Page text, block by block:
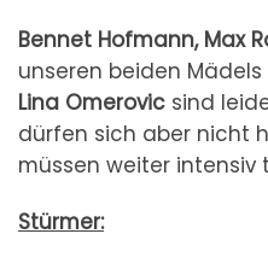
Bennet Hofmann, Max
unseren beiden Mädels
Lina Omerovic sind
dürfen sich aber nicht
müssen weiter intensiv
Stürmer: